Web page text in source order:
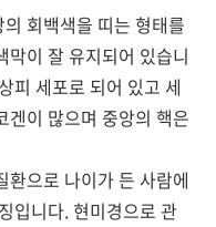
회백색을 띠는 형태를
이 잘 유지되어 있습니
피 세포로 되어 있고 세
겐이 많으며 중앙의 핵은
으로 나이가 든 사람에
입니다. 현미경으로 관